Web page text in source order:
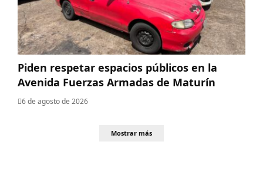
Piden respetar espacios públicos en la
Avenida Fuerzas Armadas de Maturín
6 de agosto de 2026
Mostrar más